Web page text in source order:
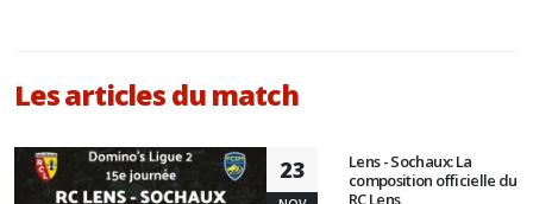
Les articles du match
23
Lens - Sochaux: La
composition officielle du
RC Lens